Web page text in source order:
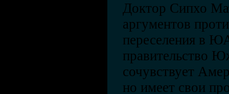
Доктор Сипхо
аргументов
переселения в
правительство
сочувствует
но имеет свои